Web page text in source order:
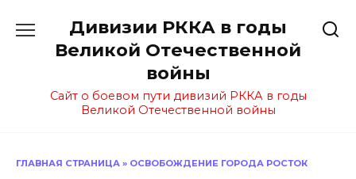
содержанию
Дивизии РККА в годы
Великой Отечественной
войны
Сайт о боевом пути дивизий РККА в годы
Великой Отечественной войны
ГЛАВНАЯ СТРАНИЦА » ОСВОБОЖДЕНИЕ ГОРОДА РОСТОК